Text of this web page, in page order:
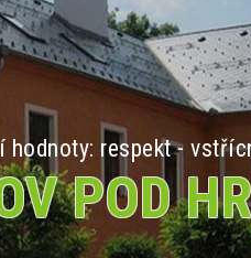
hodnoty: respekt -
POD